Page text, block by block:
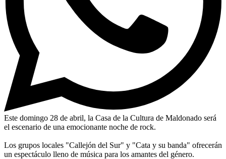
Este domingo 28 de abril, la Casa de la Cultura de Maldonado será
el escenario de una emocionante noche de rock.
Los grupos locales "Callejón del Sur" y "Cata y su banda" ofrecerán
un espectáculo lleno de música para los amantes del género.